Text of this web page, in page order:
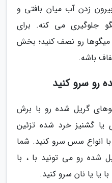
زدن آب میان بافتی و
می کنه. برای
میگوها رو نصف کنید؛ بخش
باشه.
رو سرو کنید
گریل شده رو با برش
یا گشنیز خرد شده تزئین
با انواع سس سرو کنید. شما
شده رو می تونید با ، با
یا یا نان سرو کنید.